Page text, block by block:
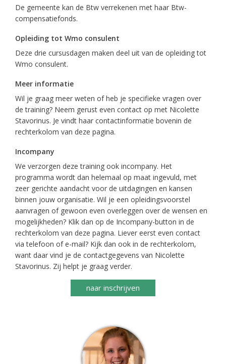
De gemeente kan de Btw verrekenen met haar Btw-
compensatiefonds.
Opleiding tot Wmo consulent
Deze drie cursusdagen maken deel uit van de opleiding tot
Wmo consulent.
Meer informatie
Wil je graag meer weten of heb je specifieke vragen over
de training? Neem gerust even contact op met Nicolette
Stavorinus. Je vindt haar contactinformatie bovenin de
rechterkolom van deze pagina.
Incompany
We verzorgen deze training ook incompany. Het
programma wordt dan helemaal op maat ingevuld, met
zeer gerichte aandacht voor de uitdagingen en kansen
binnen jouw organisatie. Wil je een opleidingsvoorstel
aanvragen of gewoon even overleggen over de wensen en
mogelijkheden? Klik dan op de Incompany-button in de
rechterkolom van deze pagina. Liever eerst even contact
via telefoon of e-mail? Kijk dan ook in de rechterkolom,
want daar vind je de contactgegevens van Nicolette
Stavorinus. Zij helpt je graag verder.
naar inschrijven